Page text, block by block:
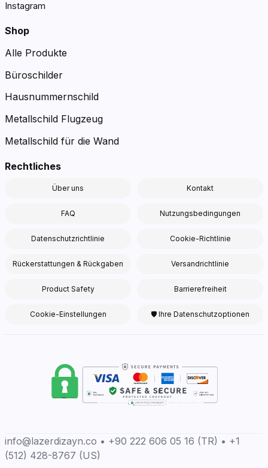
Instagram
Shop
Alle Produkte
Büroschilder
Hausnummernschild
Metallschild Flugzeug
Metallschild für die Wand
Rechtliches
Über uns Kontakt
FAQ Nutzungsbedingungen
Datenschutzrichtlinie Cookie-Richtlinie
Rückerstattungen & Rückgaben Versandrichtlinie
Product Safety Barrierefreiheit
Cookie-Einstellungen 🛡 Ihre Datenschutzoptionen
info@lazerdizayn.co • +90 222 606 05 16 (TR) • +1
(512) 428-8767 (US)